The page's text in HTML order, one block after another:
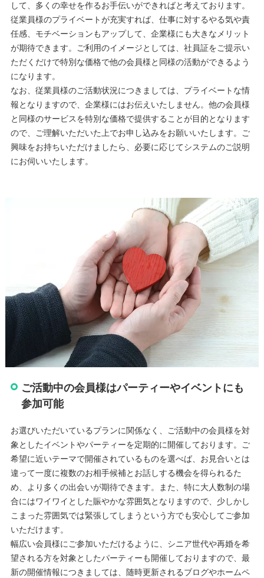
して、多くの幸せを作るお手伝いができればと考えております。
従業員様のプライベートが充実すれば、仕事に対するやる気や責
任感、モチベーションもアップして、企業様にも大きなメリット
が期待できます。ご利用のイメージとしては、社員証をご提示い
ただくだけで特別な価格で他の会員様と同様の活動ができるよう
になります。
なお、従業員様のご活動状況につきましては、プライベートな情
報となりますので、企業様にはお伝えいたしません。他の会員様
と同様のサービスを特別な価格で提供することが目的となります
ので、ご理解いただいた上でお申し込みをお願いいたします。ご
興味をお持ちいただけましたら、必要に応じてシステムのご説明
にお伺いいたします。
ご活動中の会員様はパーティーやイベントにも
参加可能
お選びいただいているプランに関係なく、ご活動中の会員様を対
象としたイベントやパーティーを定期的に開催しております。ご
希望に近いテーマで開催されているものを選べば、お見合いとは
違って一度に複数のお相手候補とお話しする機会を得られるた
め、より多くの出会いが期待できます。また、特に大人数制の場
合にはワイワイとした賑やかな雰囲気となりますので、少しかし
こまった雰囲気では緊張してしまうという方でも安心してご参加
いただけます。
幅広い会員様にご参加いただけるように、シニア世代や再婚を希
望される方を対象としたパーティーも開催しておりますので、最
新の開催情報につきましては、随時更新されるブログやホームペ